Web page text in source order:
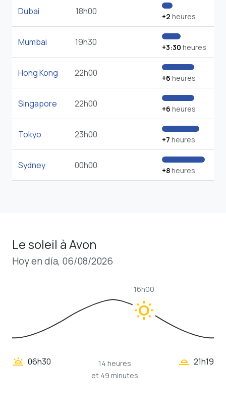
Dubai 18h00 +2 heures
Mumbai 19h30 +3:30 heures
Hong Kong 22h00 +6 heures
Singapore 22h00 +6 heures
Tokyo 23h00 +7 heures
Sydney 00h00 +8heures
Le soleil à Avon
Hoy en día, 06/08/2026
wb_sunny
16h00
wb_twilight 06h30
14 heures
et 49 minutes
wb_twilight_2 21h19